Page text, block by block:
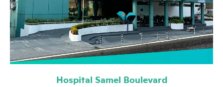
Hospital Samel Boulevard